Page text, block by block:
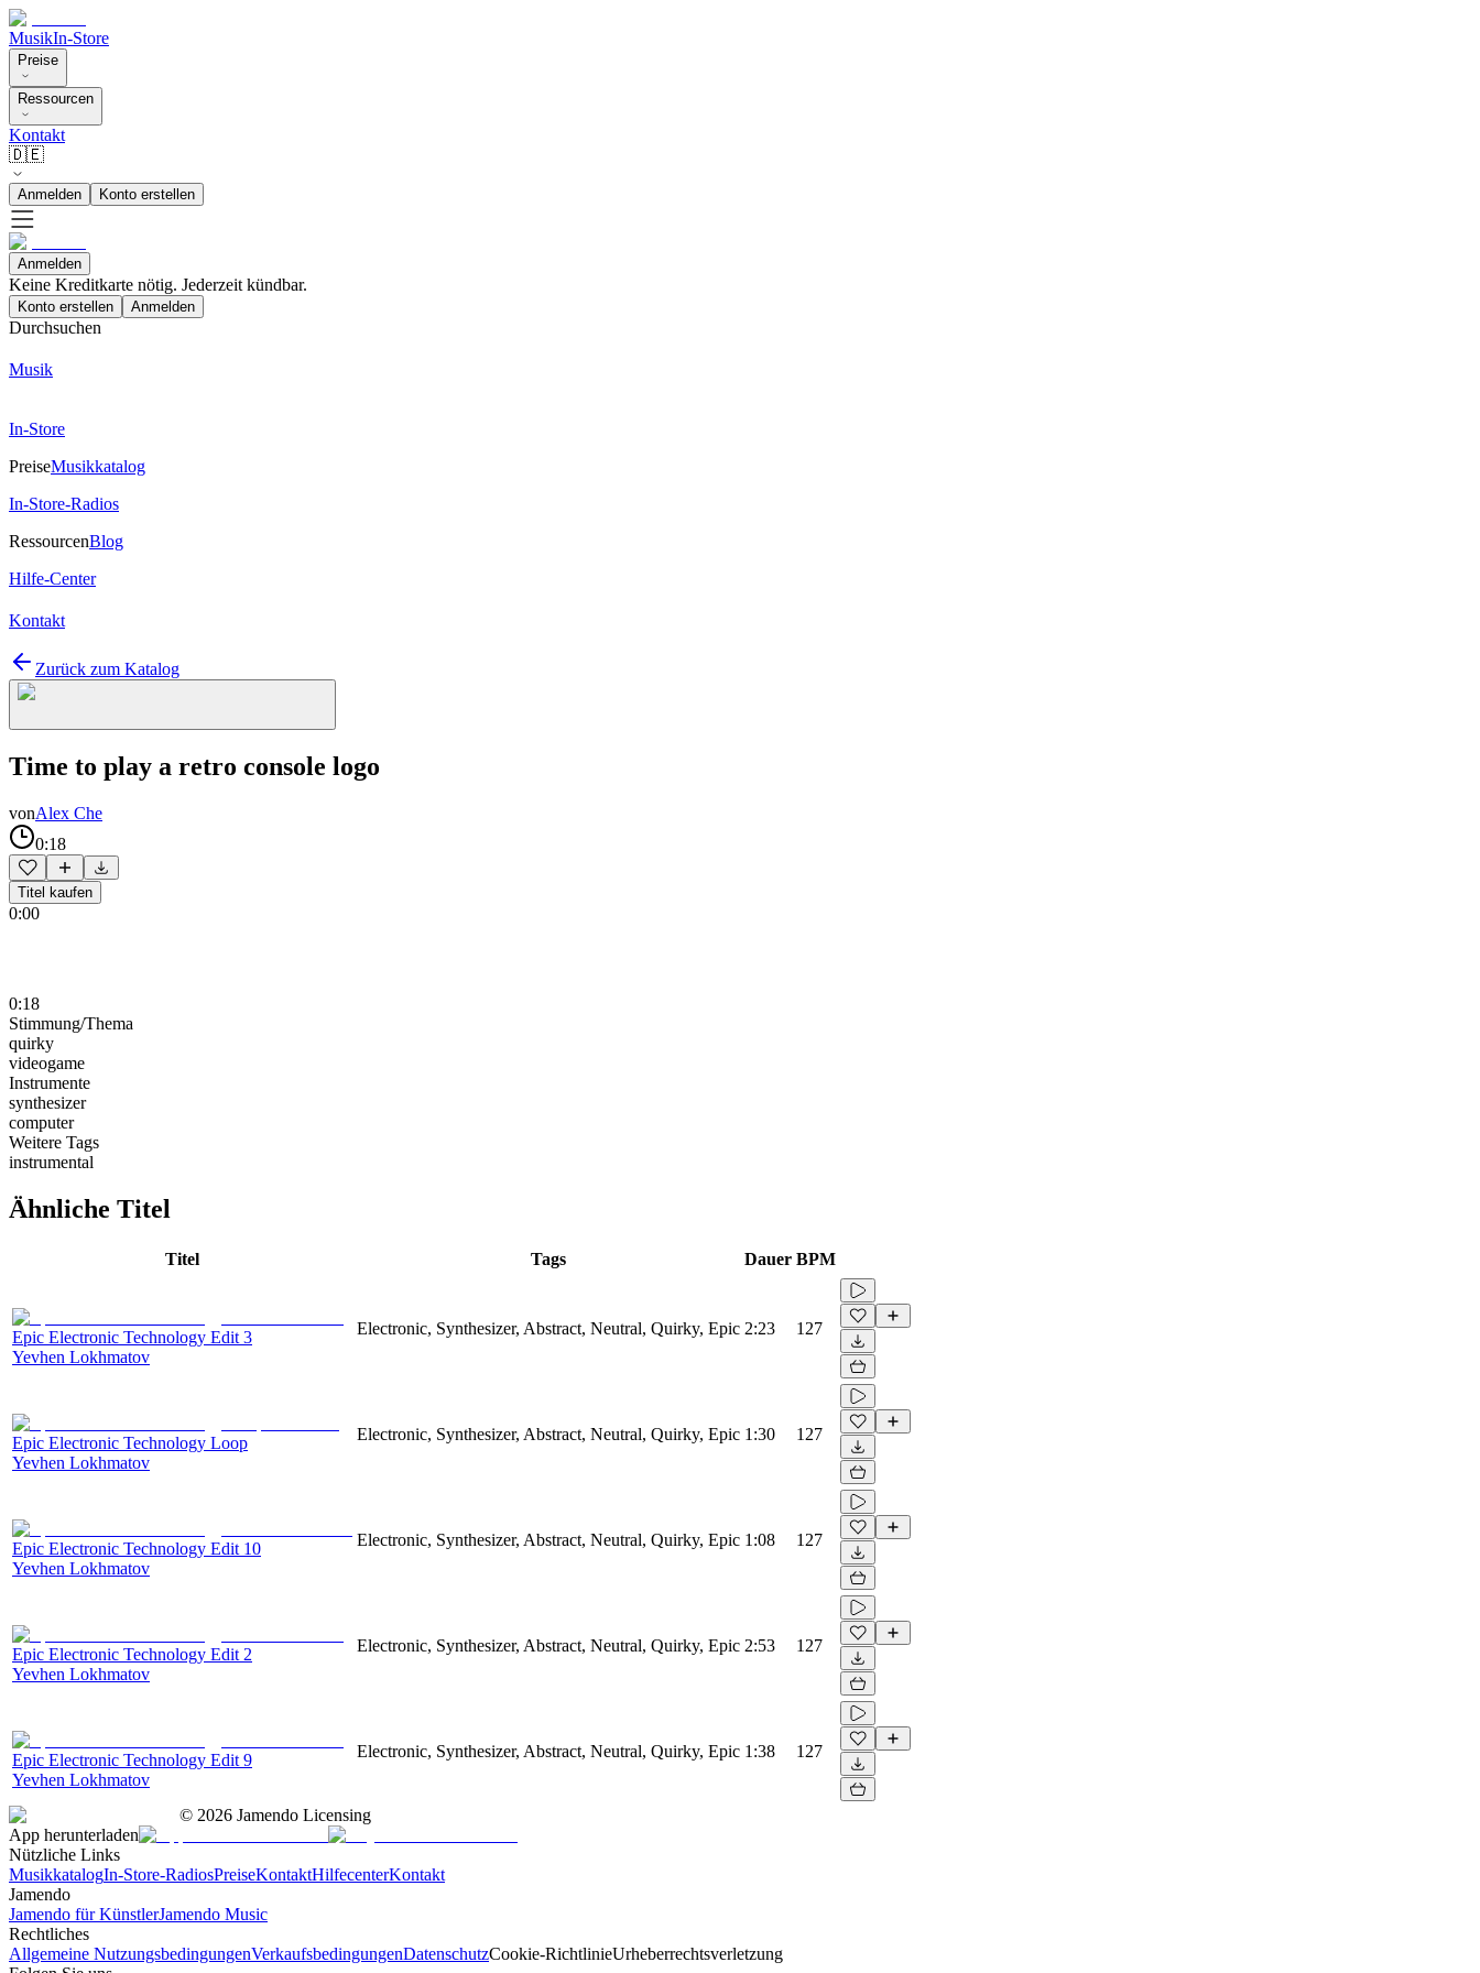
MusikIn-Store
Preise
Ressourcen
Kontakt
🇩🇪
Anmelden Konto erstellen
Anmelden
Keine Kreditkarte nötig. Jederzeit kündbar.
Konto erstellen Anmelden
Durchsuchen
Musik
In-Store
PreiseMusikkatalog
In-Store-Radios
RessourcenBlog
Hilfe-Center
Kontakt
Zurück zum Katalog
Time to play a retro console logo
vonAlex Che
0:18
Titel kaufen
0:00
0:18
Stimmung/Thema
quirky
videogame
Instrumente
synthesizer
computer
Weitere Tags
instrumental
Ähnliche Titel
Titel Tags Dauer BPM
Epic Electronic Technology Edit 3
Yevhen Lokhmatov
Electronic, Synthesizer, Abstract, Neutral, Quirky, Epic 2:23 127
Epic Electronic Technology Loop
Yevhen Lokhmatov
Electronic, Synthesizer, Abstract, Neutral, Quirky, Epic 1:30 127
Epic Electronic Technology Edit 10
Yevhen Lokhmatov
Electronic, Synthesizer, Abstract, Neutral, Quirky, Epic 1:08 127
Epic Electronic Technology Edit 2
Yevhen Lokhmatov
Electronic, Synthesizer, Abstract, Neutral, Quirky, Epic 2:53 127
Epic Electronic Technology Edit 9
Yevhen Lokhmatov
Electronic, Synthesizer, Abstract, Neutral, Quirky, Epic 1:38 127
© 2026 Jamendo Licensing
App herunterladen
Nützliche Links
MusikkatalogIn-Store-RadiosPreiseKontaktHilfecenterKontakt
Jamendo
Jamendo für KünstlerJamendo Music
Rechtliches
Allgemeine NutzungsbedingungenVerkaufsbedingungenDatenschutzCookie-RichtlinieUrheberrechtsverletzung